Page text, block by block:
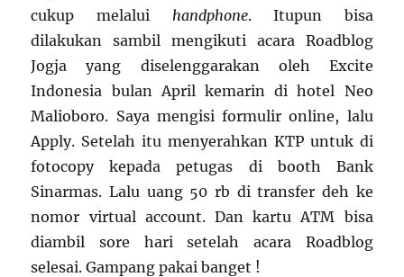
cukup melalui handphone. Itupun bisa
dilakukan sambil mengikuti acara Roadblog
Jogja yang diselenggarakan oleh Excite
Indonesia bulan April kemarin di hotel Neo
Malioboro. Saya mengisi formulir online, lalu
Apply. Setelah itu menyerahkan KTP untuk di
fotocopy kepada petugas di booth Bank
Sinarmas. Lalu uang 50 rb di transfer deh ke
nomor virtual account. Dan kartu ATM bisa
diambil sore hari setelah acara Roadblog
selesai. Gampang pakai banget !